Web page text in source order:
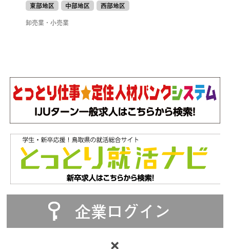
東部地区 中部地区
西部地区
卸売業・小売業
企業ログイン